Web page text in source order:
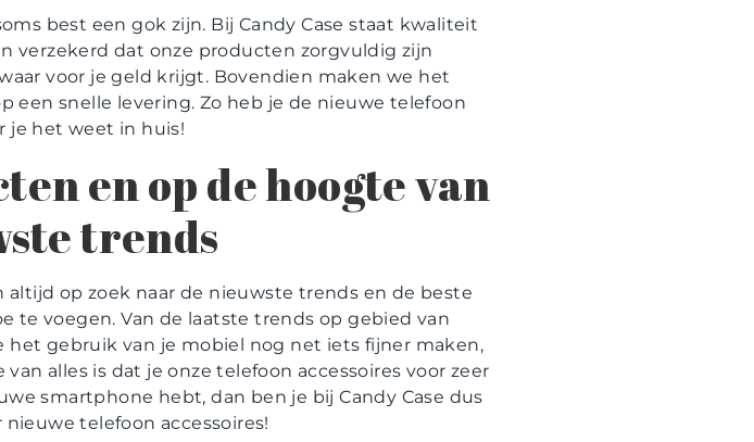
best een gok zijn. Bij Candy Case staat kwaliteit
verzekerd dat onze producten zorgvuldig zijn
voor je geld krijgt. Bovendien maken we het
een snelle levering. Zo heb je de nieuwe telefoon
je het weet in huis!
en op de hoogte van
trends
altijd op zoek naar de nieuwste trends en de beste
te voegen. Van de laatste trends op gebied van
gebruik van je mobiel nog net iets fijner maken,
alles is dat je onze telefoon accessoires voor zeer
smartphone hebt, dan ben je bij Candy Case dus
telefoon accessoires!